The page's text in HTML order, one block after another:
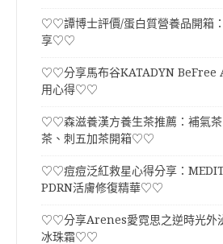
♡♡譚博士評價/蛋白質營養品開箱
享♡♡
♡♡分享馬布谷KATADYN BeFree
用心得♡♡
♡♡森滋養漢方養生茶推薦：補氣
茶、刺五加茶開箱♡♡
♡♡痘痘泛紅救星心得分享：
PDRN活膚修復精華♡♡
♡♡分享Arenes愛霓思之逆時光外
冰珠霜♡♡